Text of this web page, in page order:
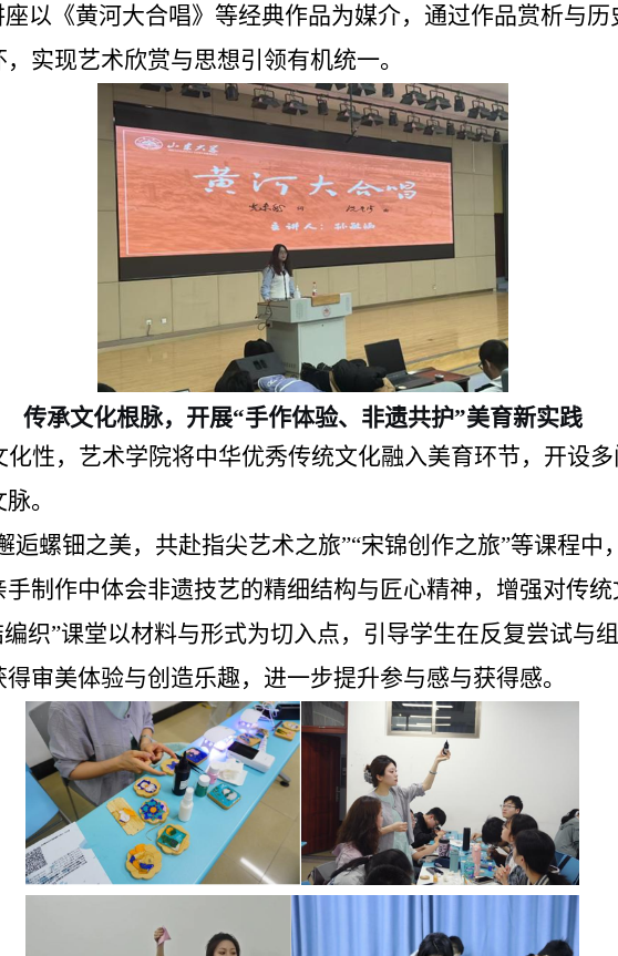
座以《黄河大合唱》等经典作品为媒介，通过作品赏析与
实现艺术欣赏与思想引领有机统一。
传承文化根脉，开展“手作体验、非遗共护”美育新实践
性，艺术学院将中华优秀传统文化融入美育环节，开设
。
逅螺钿之美，共赴指尖艺术之旅”“宋锦创作之旅”等课程
制作中体会非遗技艺的精细结构与匠心精神，增强对传
织”课堂以材料与形式为切入点，引导学生在反复尝试与
审美体验与创造乐趣，进一步提升参与感与获得感。